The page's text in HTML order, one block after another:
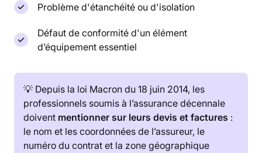
Problème d'étanchéité ou d'isolation
Défaut de conformité d'un élément
d’équipement essentiel
💡 Depuis la loi Macron du 18 juin 2014, les
professionnels soumis à l’assurance décennale
doivent mentionner sur leurs devis et factures :
le nom et les coordonnées de l’assureur, le
numéro du contrat et la zone géographique